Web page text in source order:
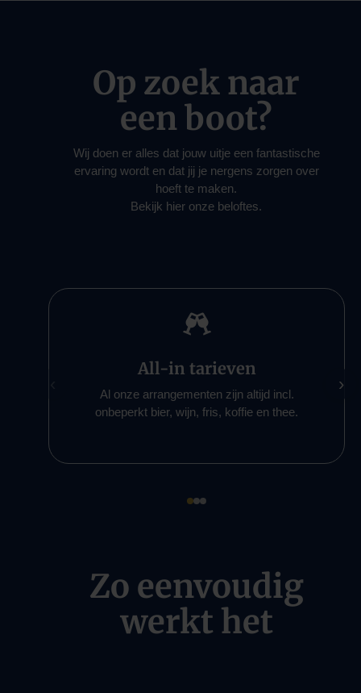
Op zoek naar
een boot?
Wij doen er alles dat jouw uitje een fantastische
ervaring wordt en dat jij je nergens zorgen over
hoeft te maken.
Bekijk hier onze beloftes.

All-in tarieven
Al onze arrangementen zijn altijd incl.
onbeperkt bier, wijn, fris, koffie en thee.
›
Zo eenvoudig
werkt het